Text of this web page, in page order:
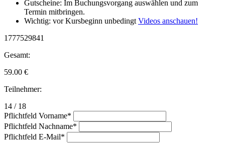
Gutscheine: Im Buchungsvorgang auswählen und zum
Termin mitbringen.
Wichtig: vor Kursbeginn unbedingtVideos anschauen!
1777529841
Gesamt:
59.00 €
Teilnehmer:
14 / 18
Pflichtfeld Vorname*
Pflichtfeld Nachname*
Pflichtfeld E-Mail*